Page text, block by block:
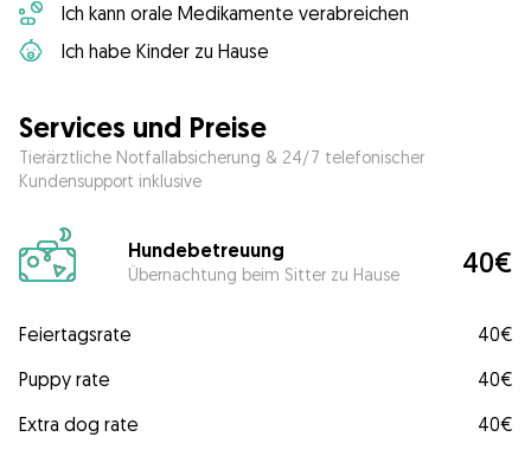
Ich kann orale Medikamente verabreichen
Ich habe Kinder zu Hause
Services und Preise
Tierärztliche Notfallabsicherung & 24/7 telefonischer
Kundensupport inklusive
Hundebetreuung
Übernachtung beim Sitter zu Hause 40€
Feiertagsrate
40€
Puppy rate
40€
Extra dog rate
40€